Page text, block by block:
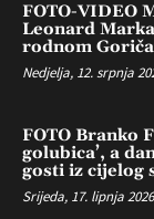
FOTO-VIDEO
Leonard
rodnom
Nedjelja, 12. srpnja
FOTO Branko
golubica’, a
gosti iz cijelog
Srijeda, 17. lipnja